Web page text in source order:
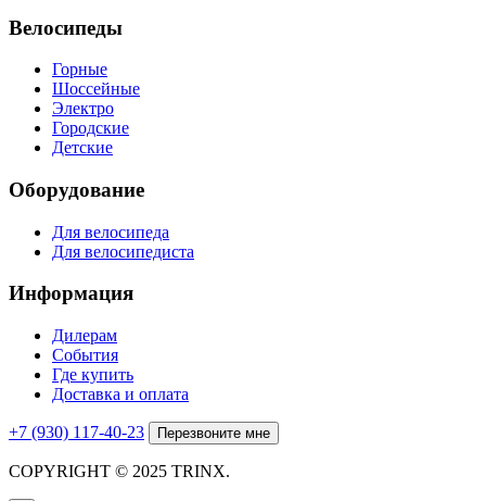
Велосипеды
Горные
Шоссейные
Электро
Городские
Детские
Оборудование
Для велосипеда
Для велосипедиста
Информация
Дилерам
События
Где купить
Доставка и оплата
+7 (930) 117-40-23 Перезвоните мне
COPYRIGHT © 2025 TRINX.